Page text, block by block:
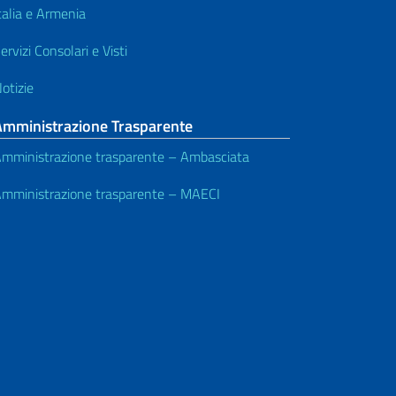
e Armenia
Consolari e Visti
Trasparente
trasparente – Ambasciata
trasparente – MAECI